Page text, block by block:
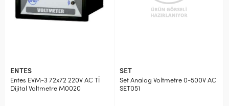
ENTES
Entes EVM-3 72x72 220V AC Tİ
Dijital Voltmetre M0020
SET
Set Analog Voltmetre 0-500V AC
SET051